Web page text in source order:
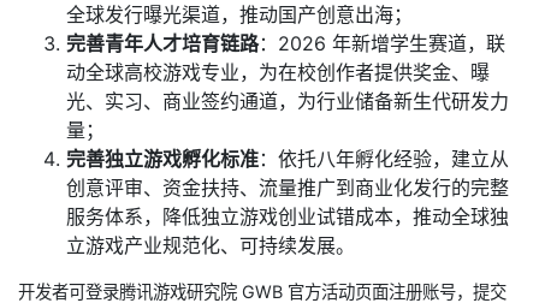
全球发行曝光渠道，推动国产创意出海；
完善青年人才培育链路：2026 年新增学生赛道，联
动全球高校游戏专业，为在校创作者提供奖金、曝
光、实习、商业签约通道，为行业储备新生代研发力
量；
完善独立游戏孵化标准：依托八年孵化经验，建立从
创意评审、资金扶持、流量推广到商业化发行的完整
服务体系，降低独立游戏创业试错成本，推动全球独
立游戏产业规范化、可持续发展。
开发者可登录腾讯游戏研究院 GWB 官方活动页面注册账号，提交